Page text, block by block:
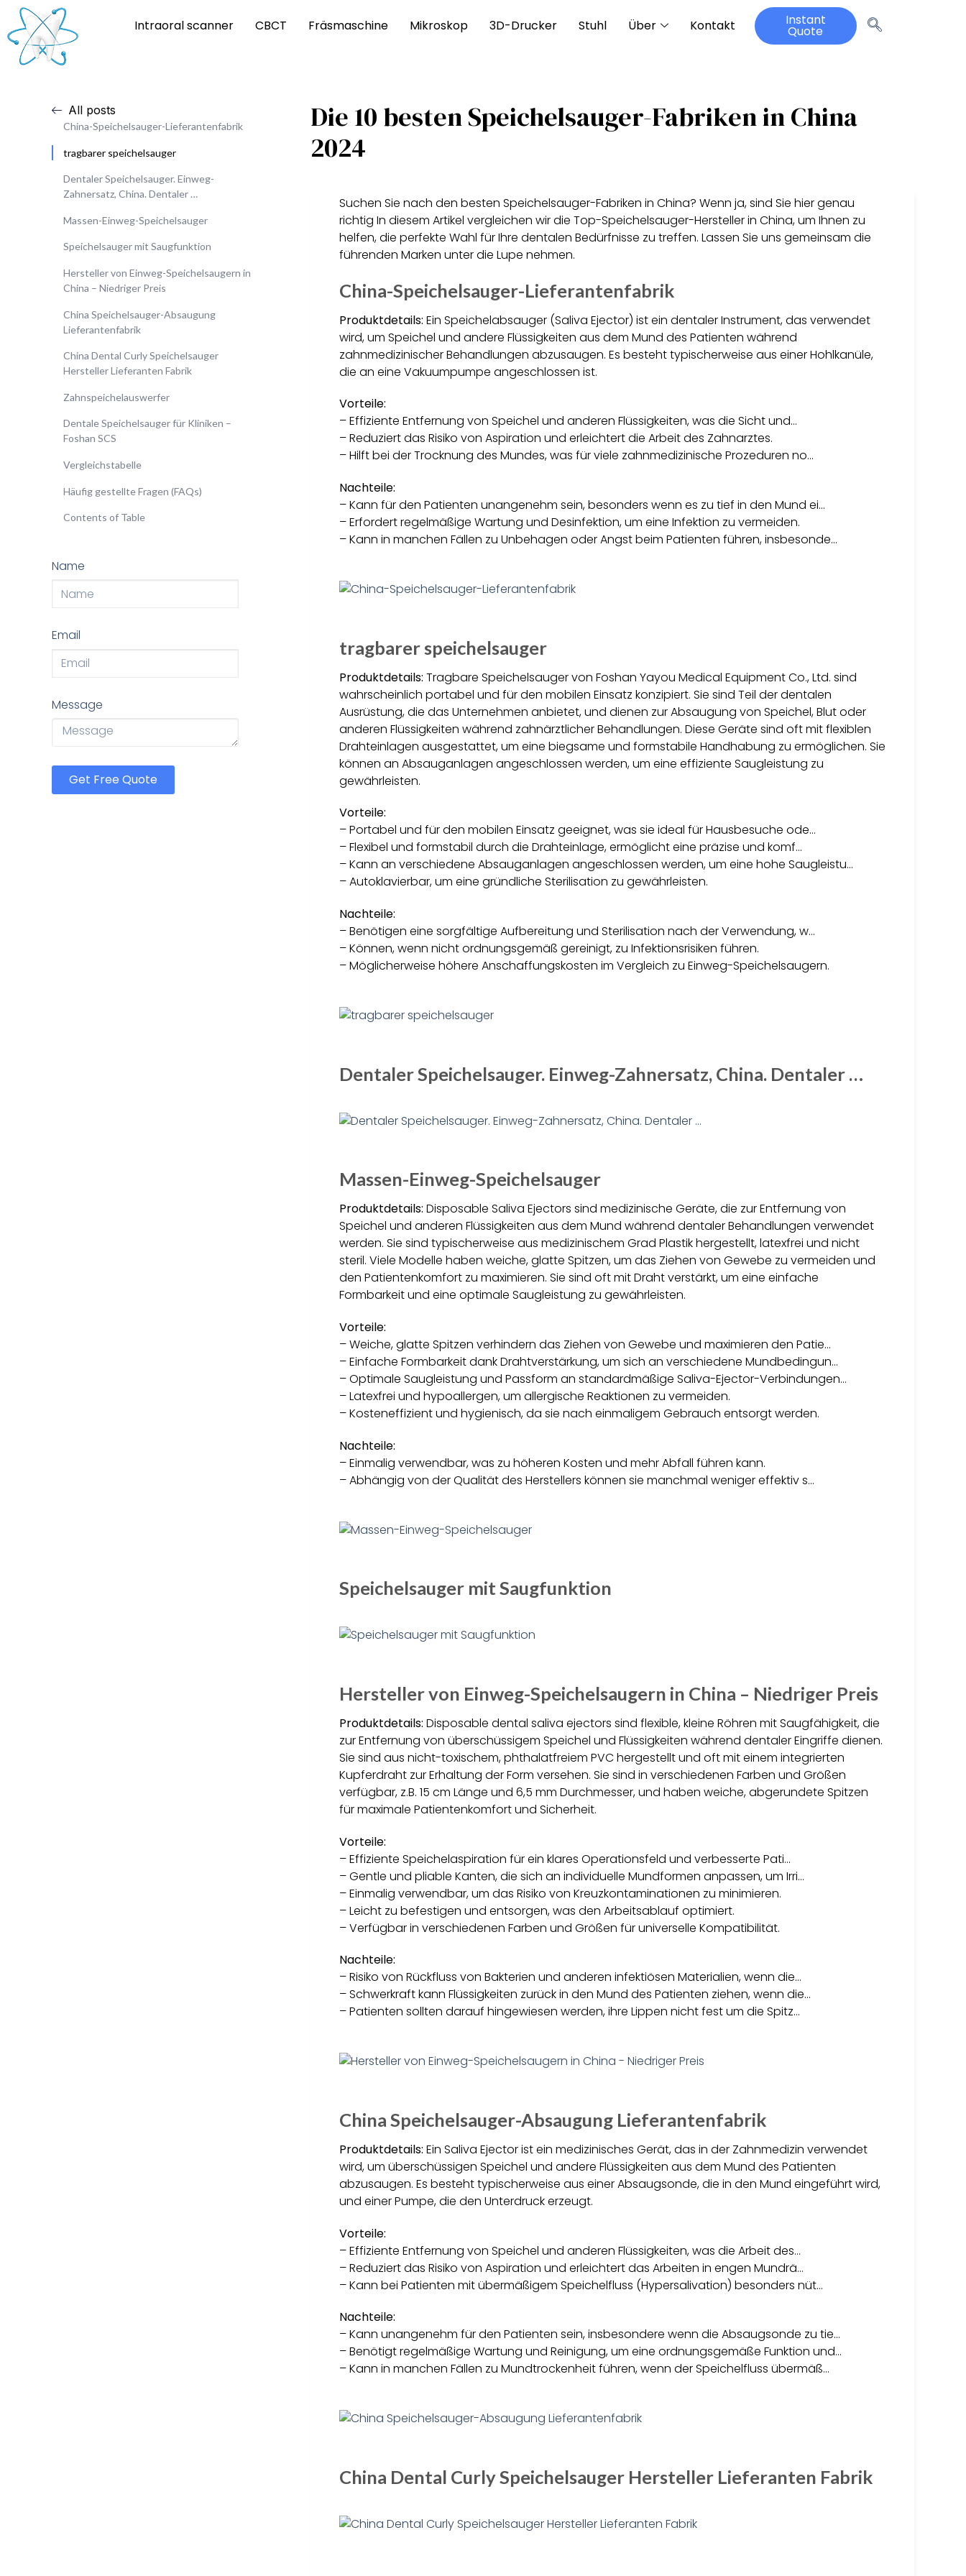
Intraoral scanner CBCT Fräsmaschine Mikroskop 3D-Drucker Stuhl Über Kontakt Instant
Quote
All posts
China-Speichelsauger-Lieferantenfabrik
tragbarer speichelsauger
Dentaler Speichelsauger. Einweg-
Zahnersatz, China. Dentaler …
Massen-Einweg-Speichelsauger
Speichelsauger mit Saugfunktion
Hersteller von Einweg-Speichelsaugern in
China – Niedriger Preis
China Speichelsauger-Absaugung
Lieferantenfabrik
China Dental Curly Speichelsauger
Hersteller Lieferanten Fabrik
Zahnspeichelauswerfer
Dentale Speichelsauger für Kliniken –
Foshan SCS
Vergleichstabelle
Häufig gestellte Fragen (FAQs)
Contents of Table
Name
Email
Message
Get Free Quote
Die 10 besten Speichelsauger-Fabriken in China
2024
Suchen Sie nach den besten Speichelsauger-Fabriken in China? Wenn ja, sind Sie hier genau
richtig In diesem Artikel vergleichen wir die Top-Speichelsauger-Hersteller in China, um Ihnen zu
helfen, die perfekte Wahl für Ihre dentalen Bedürfnisse zu treffen. Lassen Sie uns gemeinsam die
führenden Marken unter die Lupe nehmen.
China-Speichelsauger-Lieferantenfabrik
Produktdetails: Ein Speichelabsauger (Saliva Ejector) ist ein dentaler Instrument, das verwendet
wird, um Speichel und andere Flüssigkeiten aus dem Mund des Patienten während
zahnmedizinischer Behandlungen abzusaugen. Es besteht typischerweise aus einer Hohlkanüle,
die an eine Vakuumpumpe angeschlossen ist.
Vorteile:
– Effiziente Entfernung von Speichel und anderen Flüssigkeiten, was die Sicht und…
– Reduziert das Risiko von Aspiration und erleichtert die Arbeit des Zahnarztes.
– Hilft bei der Trocknung des Mundes, was für viele zahnmedizinische Prozeduren no…
Nachteile:
– Kann für den Patienten unangenehm sein, besonders wenn es zu tief in den Mund ei…
– Erfordert regelmäßige Wartung und Desinfektion, um eine Infektion zu vermeiden.
– Kann in manchen Fällen zu Unbehagen oder Angst beim Patienten führen, insbesonde…
tragbarer speichelsauger
Produktdetails: Tragbare Speichelsauger von Foshan Yayou Medical Equipment Co., Ltd. sind
wahrscheinlich portabel und für den mobilen Einsatz konzipiert. Sie sind Teil der dentalen
Ausrüstung, die das Unternehmen anbietet, und dienen zur Absaugung von Speichel, Blut oder
anderen Flüssigkeiten während zahnärztlicher Behandlungen. Diese Geräte sind oft mit flexiblen
Drahteinlagen ausgestattet, um eine biegsame und formstabile Handhabung zu ermöglichen. Sie
können an Absauganlagen angeschlossen werden, um eine effiziente Saugleistung zu
gewährleisten.
Vorteile:
– Portabel und für den mobilen Einsatz geeignet, was sie ideal für Hausbesuche ode…
– Flexibel und formstabil durch die Drahteinlage, ermöglicht eine präzise und komf…
– Kann an verschiedene Absauganlagen angeschlossen werden, um eine hohe Saugleistu…
– Autoklavierbar, um eine gründliche Sterilisation zu gewährleisten.
Nachteile:
– Benötigen eine sorgfältige Aufbereitung und Sterilisation nach der Verwendung, w…
– Können, wenn nicht ordnungsgemäß gereinigt, zu Infektionsrisiken führen.
– Möglicherweise höhere Anschaffungskosten im Vergleich zu Einweg-Speichelsaugern.
Dentaler Speichelsauger. Einweg-Zahnersatz, China. Dentaler …
Massen-Einweg-Speichelsauger
Produktdetails: Disposable Saliva Ejectors sind medizinische Geräte, die zur Entfernung von
Speichel und anderen Flüssigkeiten aus dem Mund während dentaler Behandlungen verwendet
werden. Sie sind typischerweise aus medizinischem Grad Plastik hergestellt, latexfrei und nicht
steril. Viele Modelle haben weiche, glatte Spitzen, um das Ziehen von Gewebe zu vermeiden und
den Patientenkomfort zu maximieren. Sie sind oft mit Draht verstärkt, um eine einfache
Formbarkeit und eine optimale Saugleistung zu gewährleisten.
Vorteile:
– Weiche, glatte Spitzen verhindern das Ziehen von Gewebe und maximieren den Patie…
– Einfache Formbarkeit dank Drahtverstärkung, um sich an verschiedene Mundbedingun…
– Optimale Saugleistung und Passform an standardmäßige Saliva-Ejector-Verbindungen…
– Latexfrei und hypoallergen, um allergische Reaktionen zu vermeiden.
– Kosteneffizient und hygienisch, da sie nach einmaligem Gebrauch entsorgt werden.
Nachteile:
– Einmalig verwendbar, was zu höheren Kosten und mehr Abfall führen kann.
– Abhängig von der Qualität des Herstellers können sie manchmal weniger effektiv s…
Speichelsauger mit Saugfunktion
Hersteller von Einweg-Speichelsaugern in China – Niedriger Preis
Produktdetails: Disposable dental saliva ejectors sind flexible, kleine Röhren mit Saugfähigkeit, die
zur Entfernung von überschüssigem Speichel und Flüssigkeiten während dentaler Eingriffe dienen.
Sie sind aus nicht-toxischem, phthalatfreiem PVC hergestellt und oft mit einem integrierten
Kupferdraht zur Erhaltung der Form versehen. Sie sind in verschiedenen Farben und Größen
verfügbar, z.B. 15 cm Länge und 6,5 mm Durchmesser, und haben weiche, abgerundete Spitzen
für maximale Patientenkomfort und Sicherheit.
Vorteile:
– Effiziente Speichelaspiration für ein klares Operationsfeld und verbesserte Pati…
– Gentle und pliable Kanten, die sich an individuelle Mundformen anpassen, um Irri…
– Einmalig verwendbar, um das Risiko von Kreuzkontaminationen zu minimieren.
– Leicht zu befestigen und entsorgen, was den Arbeitsablauf optimiert.
– Verfügbar in verschiedenen Farben und Größen für universelle Kompatibilität.
Nachteile:
– Risiko von Rückfluss von Bakterien und anderen infektiösen Materialien, wenn die…
– Schwerkraft kann Flüssigkeiten zurück in den Mund des Patienten ziehen, wenn die…
– Patienten sollten darauf hingewiesen werden, ihre Lippen nicht fest um die Spitz…
China Speichelsauger-Absaugung Lieferantenfabrik
Produktdetails: Ein Saliva Ejector ist ein medizinisches Gerät, das in der Zahnmedizin verwendet
wird, um überschüssigen Speichel und andere Flüssigkeiten aus dem Mund des Patienten
abzusaugen. Es besteht typischerweise aus einer Absaugsonde, die in den Mund eingeführt wird,
und einer Pumpe, die den Unterdruck erzeugt.
Vorteile:
– Effiziente Entfernung von Speichel und anderen Flüssigkeiten, was die Arbeit des…
– Reduziert das Risiko von Aspiration und erleichtert das Arbeiten in engen Mundrä…
– Kann bei Patienten mit übermäßigem Speichelfluss (Hypersalivation) besonders nüt…
Nachteile:
– Kann unangenehm für den Patienten sein, insbesondere wenn die Absaugsonde zu tie…
– Benötigt regelmäßige Wartung und Reinigung, um eine ordnungsgemäße Funktion und…
– Kann in manchen Fällen zu Mundtrockenheit führen, wenn der Speichelfluss übermäß…
China Dental Curly Speichelsauger Hersteller Lieferanten Fabrik